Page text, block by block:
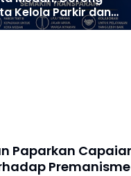
Kelola Parkir dan
semakin
Paparkan